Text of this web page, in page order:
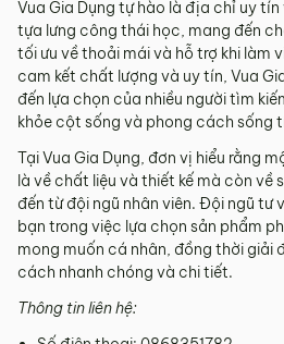
Vua Gia Dụng tự hào là địa chỉ uy
tựa lưng công thái học, mang đến
tối ưu về thoải mái và hỗ trợ khi làm
cam kết chất lượng và uy tín, Vua
đến lựa chọn của nhiều người tìm
khỏe cột sống và phong cách sống
Tại Vua Gia Dụng, đơn vị hiểu rằng
là về chất liệu và thiết kế mà còn về
đến từ đội ngũ nhân viên. Đội ngũ tư
bạn trong việc lựa chọn sản phẩm
mong muốn cá nhân, đồng thời giải
cách nhanh chóng và chi tiết.
Thông tin liên hệ: